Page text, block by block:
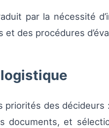
par la nécessité
des procédures
priorités des
documents, et